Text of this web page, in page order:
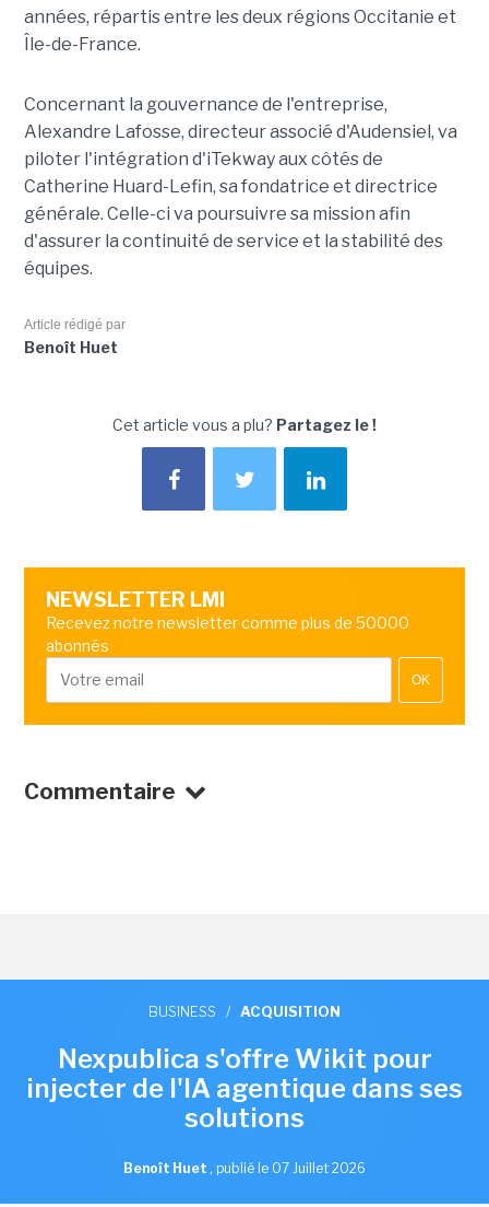
années, répartis entre les deux régions Occitanie et
Île-de-France.
Concernant la gouvernance de l'entreprise,
Alexandre Lafosse, directeur associé d'Audensiel, va
piloter l'intégration d'iTekway aux côtés de
Catherine Huard-Lefin, sa fondatrice et directrice
générale. Celle-ci va poursuivre sa mission afin
d'assurer la continuité de service et la stabilité des
équipes.
Article rédigé par
Benoît Huet
Cet article vous a plu? Partagez le !
NEWSLETTER LMI
Recevez notre newsletter comme plus de 50000
abonnés
OK
Commentaire
BUSINESS / ACQUISITION
Nexpublica s'offre Wikit pour
injecter de l'IA agentique dans ses
solutions
Benoît Huet , publié le 07 Juillet 2026